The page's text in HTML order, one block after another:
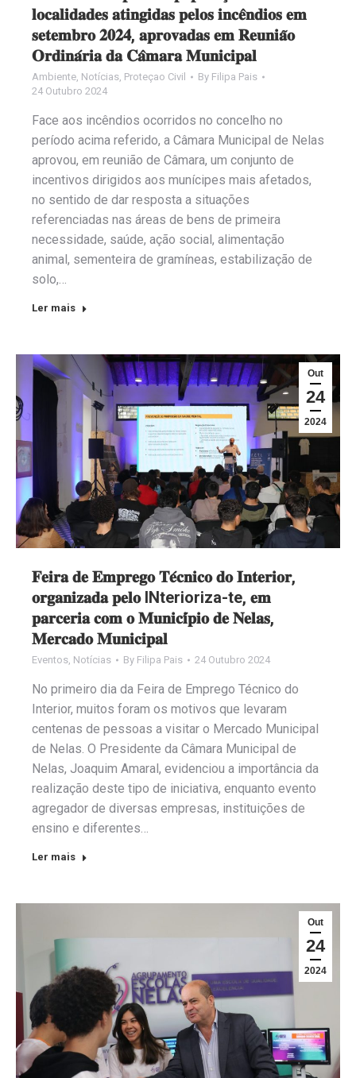
𝐥𝐨𝐜𝐚𝐥𝐢𝐝𝐚𝐝𝐞𝐬 𝐚𝐭𝐢𝐧𝐠𝐢𝐝𝐚𝐬 𝐩𝐞𝐥𝐨𝐬 𝐢𝐧𝐜𝐞̂𝐧𝐝𝐢𝐨𝐬 𝐞𝐦
𝐬𝐞𝐭𝐞𝐦𝐛𝐫𝐨 𝟐𝟎𝟐𝟒, 𝐚𝐩𝐫𝐨𝐯𝐚𝐝𝐚𝐬 𝐞𝐦 𝐑𝐞𝐮𝐧𝐢𝐚̃𝐨
𝐎𝐫𝐝𝐢𝐧𝐚́𝐫𝐢𝐚 𝐝𝐚 𝐂𝐚̂𝐦𝐚𝐫𝐚 𝐌𝐮𝐧𝐢𝐜𝐢𝐩𝐚𝐥
Ambiente, Notícias, Proteçao Civil By Filipa Pais
24 Outubro 2024
Face aos incêndios ocorridos no concelho no
período acima referido, a Câmara Municipal de Nelas
aprovou, em reunião de Câmara, um conjunto de
incentivos dirigidos aos munícipes mais afetados,
no sentido de dar resposta a situações
referenciadas nas áreas de bens de primeira
necessidade, saúde, ação social, alimentação
animal, sementeira de gramíneas, estabilização de
solo,…
Ler mais
Out
24
2024
𝐅𝐞𝐢𝐫𝐚 𝐝𝐞 𝐄𝐦𝐩𝐫𝐞𝐠𝐨 𝐓𝐞́𝐜𝐧𝐢𝐜𝐨 𝐝𝐨 𝐈𝐧𝐭𝐞𝐫𝐢𝐨𝐫,
𝐨𝐫𝐠𝐚𝐧𝐢𝐳𝐚𝐝𝐚 𝐩𝐞𝐥𝐨 INterioriza-te, 𝐞𝐦
𝐩𝐚𝐫𝐜𝐞𝐫𝐢𝐚 𝐜𝐨𝐦 𝐨 𝐌𝐮𝐧𝐢𝐜𝐢́𝐩𝐢𝐨 𝐝𝐞 𝐍𝐞𝐥𝐚𝐬,
𝐌𝐞𝐫𝐜𝐚𝐝𝐨 𝐌𝐮𝐧𝐢𝐜𝐢𝐩𝐚𝐥
Eventos, Notícias By Filipa Pais 24 Outubro 2024
No primeiro dia da Feira de Emprego Técnico do
Interior, muitos foram os motivos que levaram
centenas de pessoas a visitar o Mercado Municipal
de Nelas. O Presidente da Câmara Municipal de
Nelas, Joaquim Amaral, evidenciou a importância da
realização deste tipo de iniciativa, enquanto evento
agregador de diversas empresas, instituições de
ensino e diferentes…
Ler mais
Out
24
2024